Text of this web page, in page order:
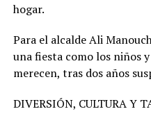
hogar.
Para el alcalde Ali
una fiesta como los niños
merecen, tras dos años
DIVERSIÓN, CULTURA Y